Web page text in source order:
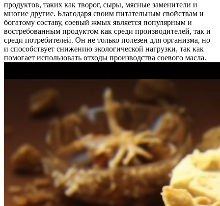
продуктов, таких как творог, сыры, мясные заменители и
многие другие. Благодаря своим питательным свойствам и
богатому составу, соевый жмых является популярным и
востребованным продуктом как среди производителей, так и
среди потребителей. Он не только полезен для организма, но
и способствует снижению экологической нагрузки, так как
помогает использовать отходы производства соевого масла.